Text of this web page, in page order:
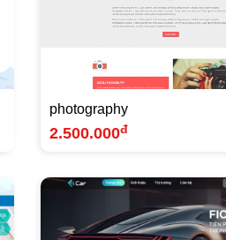
photography
2.500.000đ